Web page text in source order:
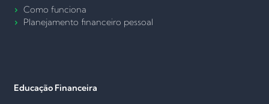
Como funciona
Planejamento financeiro pessoal
Educação Financeira